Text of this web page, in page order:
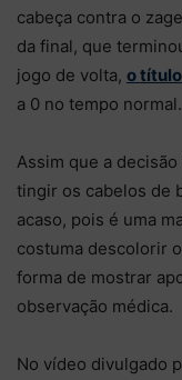
cabeça contra o
da final, que
jogo de volta, o
a 0 no tempo normal.
Assim que a
tingir os cabelos de
acaso, pois é uma
costuma descolorir
forma de mostrar
observação médica.
No vídeo divulgado